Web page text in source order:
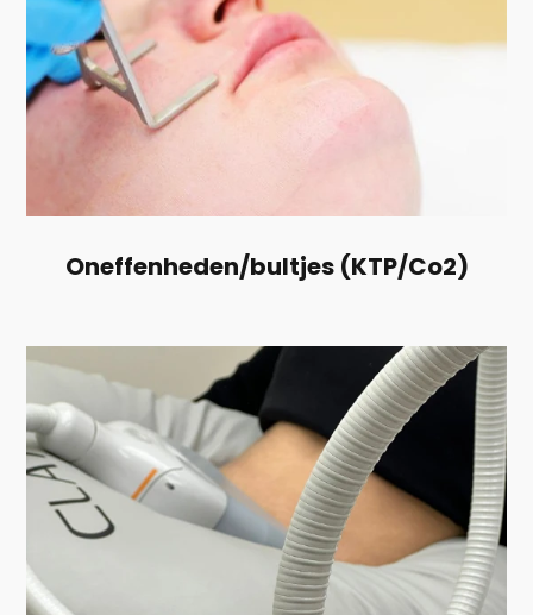
Oneffenheden/bultjes (KTP/Co2)